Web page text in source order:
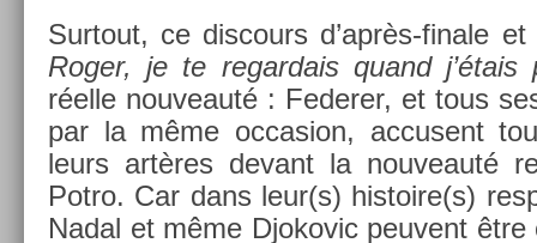
Sur­tout, ce dis­cours d’après-finale
Roger, je te re­gar­dais quand j’étais
réelle nouveauté : Feder­er, et tous
par la même oc­cas­ion, ac­cusent
leurs artères de­vant la nouveauté
Potro. Car dans leur(s) his­toire(s)
Nadal et même Djokovic peuvent